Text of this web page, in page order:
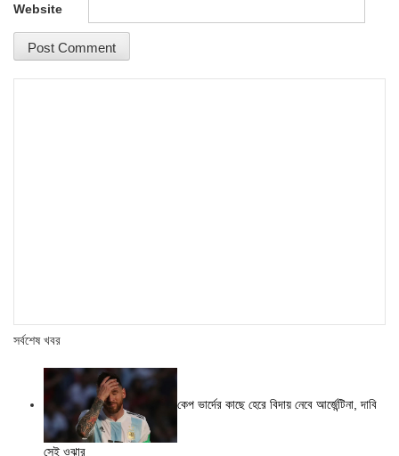
Website
সর্বশেষ খবর
কেপ ভার্দের কাছে হেরে বিদায় নেবে আর্জেন্টিনা, দাবি
সেই ওঝার